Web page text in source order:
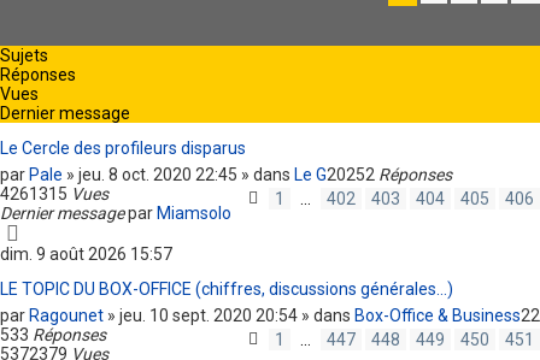
c
c
v
a
c
e
Sujets
Réponses
Vues
Dernier message
Le Cercle des profileurs disparus
par Pale » jeu. 8 oct. 2020 22:45 » dans Le G
1
… 402 403 404 405 406
20252 Réponses
4261315 Vues
Dernier messagepar Miamsolo
dim. 9 août 2026 15:57
LE TOPIC DU BOX-OFFICE (chiffres, discussions générales...)
par Ragounet » jeu. 10 sept. 2020 20:54 » dans Box-Office & Business
1
… 447 448 449 450 451
22
533 Réponses
5372379 Vues